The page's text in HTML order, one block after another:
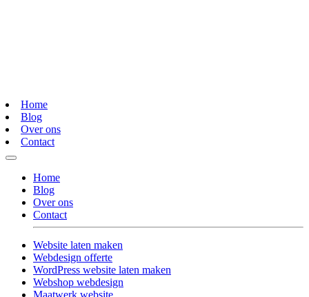
Home
Blog
Over ons
Contact
Home
Blog
Over ons
Contact
Website laten maken
Webdesign offerte
WordPress website laten maken
Webshop webdesign